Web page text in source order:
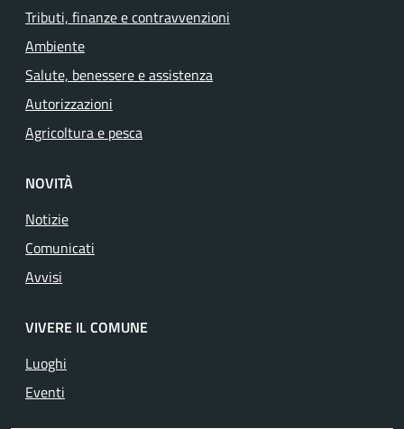
Tributi, finanze e contravvenzioni
Ambiente
Salute, benessere e assistenza
Autorizzazioni
Agricoltura e pesca
NOVITÀ
Notizie
Comunicati
Avvisi
VIVERE IL COMUNE
Luoghi
Eventi